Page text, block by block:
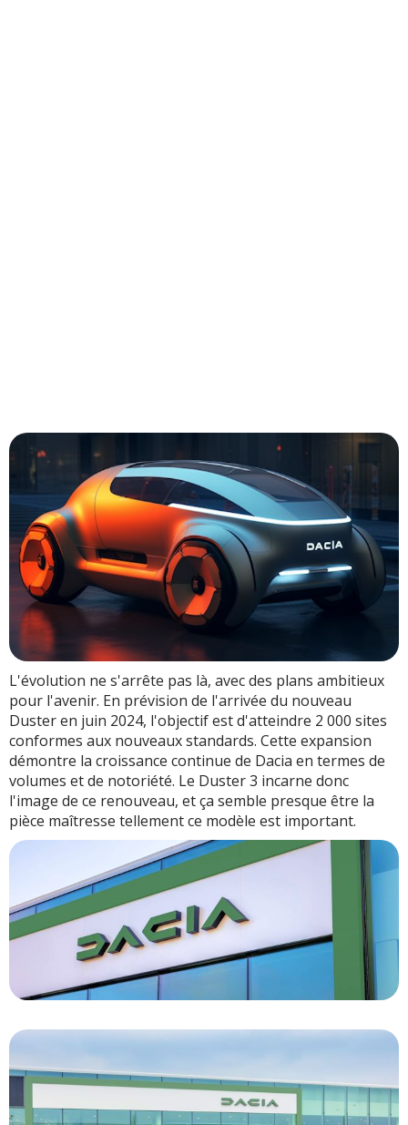
L'évolution ne s'arrête pas là, avec des plans ambitieux
pour l'avenir. En prévision de l'arrivée du nouveau
Duster en juin 2024, l'objectif est d'atteindre 2 000 sites
conformes aux nouveaux standards. Cette expansion
démontre la croissance continue de Dacia en termes de
volumes et de notoriété. Le Duster 3 incarne donc
l'image de ce renouveau, et ça semble presque être la
pièce maîtresse tellement ce modèle est important.